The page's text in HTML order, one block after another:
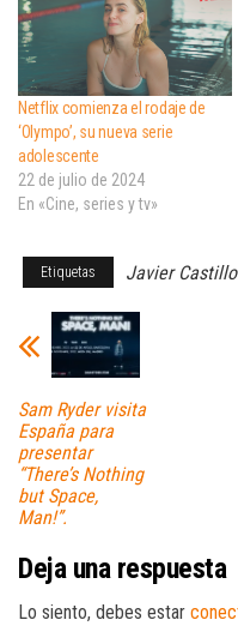
Netflix comienza el rodaje de
‘Olympo’, su nueva serie
adolescente
22 de julio de 2024
En «Cine, series y tv»
Etiquetas Javier Castillo
Sam Ryder visita
España para
presentar
“There’s Nothing
but Space,
Man!”.
Deja una respuesta
Lo siento, debes estar